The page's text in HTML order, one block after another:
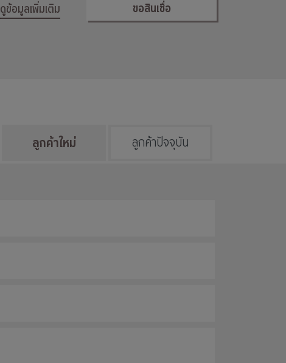
ดูข้อมูลเพิ่มเติม ขอสินเชื่อ
ลูกค้าใหม่ ลูกค้าปัจจุบัน